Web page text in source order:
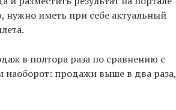
иметь при себе актуальный
в полтора раза по сравнению с
наоборот: продажи выше в два раза,